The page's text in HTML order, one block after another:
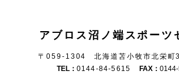
アブロス沼ノ端スポーツ
〒059-1304 北海道苫小牧市北栄町
TEL： 0144-84-5615 FAX：